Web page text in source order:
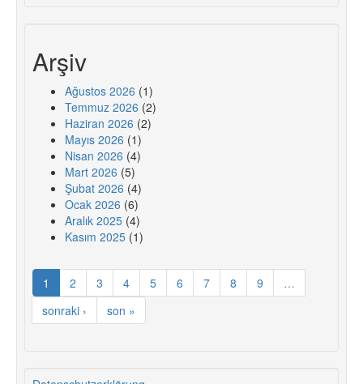
Arşiv
Ağustos 2026 (1)
Temmuz 2026 (2)
Haziran 2026 (2)
Mayıs 2026 (1)
Nisan 2026 (4)
Mart 2026 (5)
Şubat 2026 (4)
Ocak 2026 (6)
Aralık 2025 (4)
Kasım 2025 (1)
1 2 3 4 5 6 7 8 9
…
sonraki ›
son »